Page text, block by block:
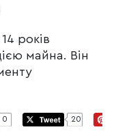
років
майна. Він
0 20